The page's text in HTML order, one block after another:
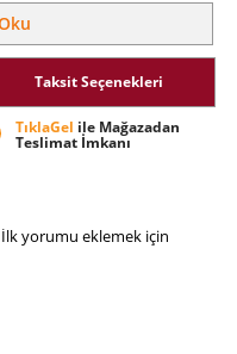
anlatmaktan
çelişkiye düşmekten
“gerçek” bir insanın,
Steinbeck’in yazma
ve tarihsel olaylara bakış
kuşaktan Steinbeck okuru
Taksit Seçenekleri
TıklaGel ile Mağazadan
Teslimat İmkanı
yorumu eklemek için